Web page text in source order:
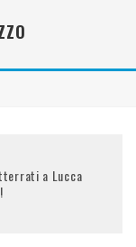
a Lucca